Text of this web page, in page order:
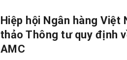
Hiệp hội Ngân hàng Việt
thảo Thông tư quy định
AMC